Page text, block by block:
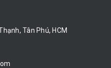
Tân Phú, HCM